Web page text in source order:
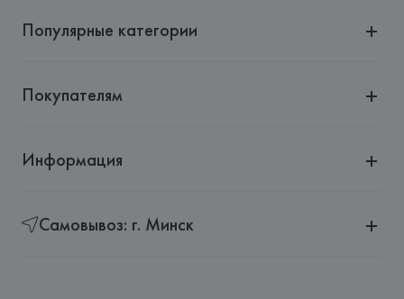
Популярные категории
Покупателям
Информация
Самовывоз: г. Минск